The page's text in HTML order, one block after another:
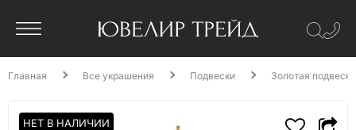
Главная Все украшения Подвески Золотая
НЕТ В НАЛИЧИИ